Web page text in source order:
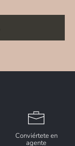
Conviértete en
agente